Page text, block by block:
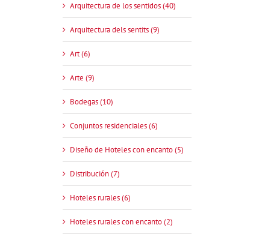
Arquitectura de los sentidos (40)
Arquitectura dels sentits (9)
Art (6)
Arte (9)
Bodegas (10)
Conjuntos residenciales (6)
Diseño de Hoteles con encanto (5)
Distribución (7)
Hoteles rurales (6)
Hoteles rurales con encanto (2)